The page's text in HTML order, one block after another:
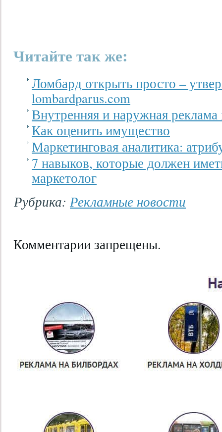
Читайте так же:
Ломбард открыть просто –
lombardparus.com
Внутренняя и наружная
Как оценить имущество
Маркетинговая аналитика:
7 навыков, которые должен
маркетолог
Рубрика: Рекламные новости
Комментарии запрещены.